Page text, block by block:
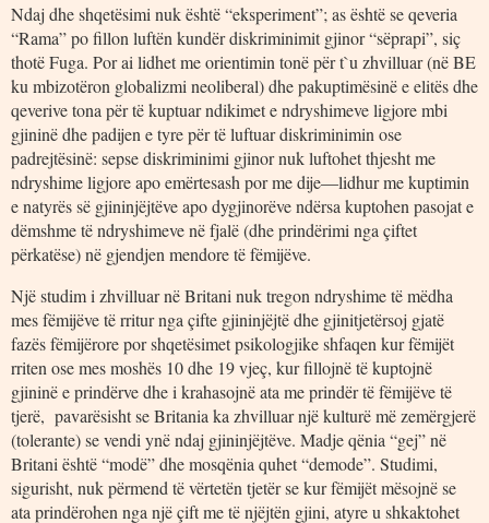
Ndaj dhe shqetësimi nuk është “eksperiment”; as është se qeveria
“Rama” po fillon luftën kundër diskriminimit gjinor “sëprapi”, siç
thotë Fuga. Por ai lidhet me orientimin tonë për t`u zhvilluar (në BE
ku mbizotëron globalizmi neoliberal) dhe pakuptimësinë e elitës dhe
qeverive tona për të kuptuar ndikimet e ndryshimeve ligjore mbi
gjininë dhe padijen e tyre për të luftuar diskriminimin ose
padrejtësinë: sepse diskriminimi gjinor nuk luftohet thjesht me
ndryshime ligjore apo emërtesash por me dije―lidhur me kuptimin
e natyrës së gjininjëjtëve apo dygjinorëve ndërsa kuptohen pasojat e
dëmshme të ndryshimeve në fjalë (dhe prindërimi nga çiftet
përkatëse) në gjendjen mendore të fëmijëve.
Një studim i zhvilluar në Britani nuk tregon ndryshime të mëdha
mes fëmijëve të rritur nga çifte gjininjëjtë dhe gjinitjetërsoj gjatë
fazës fëmijërore por shqetësimet psikologjike shfaqen kur fëmijët
rriten ose mes moshës 10 dhe 19 vjeç, kur fillojnë të kuptojnë
gjininë e prindërve dhe i krahasojnë ata me prindër të fëmijëve të
tjerë, pavarësisht se Britania ka zhvilluar një kulturë më zemërgjerë
(tolerante) se vendi ynë ndaj gjininjëjtëve. Madje qënia “gej” në
Britani është “modë” dhe mosqënia quhet “demode”. Studimi,
sigurisht, nuk përmend të vërtetën tjetër se kur fëmijët mësojnë se
ata prindërohen nga një çift me të njëjtën gjini, atyre u shkaktohet